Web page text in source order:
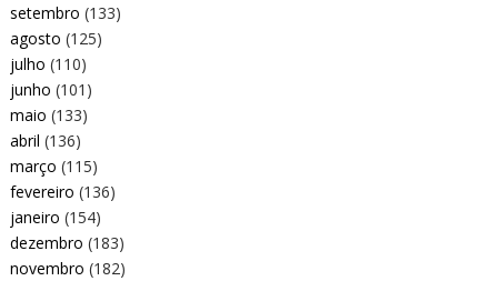
setembro (133)
agosto (125)
julho (110)
junho (101)
maio (133)
abril (136)
março (115)
fevereiro (136)
janeiro (154)
dezembro (183)
novembro (182)